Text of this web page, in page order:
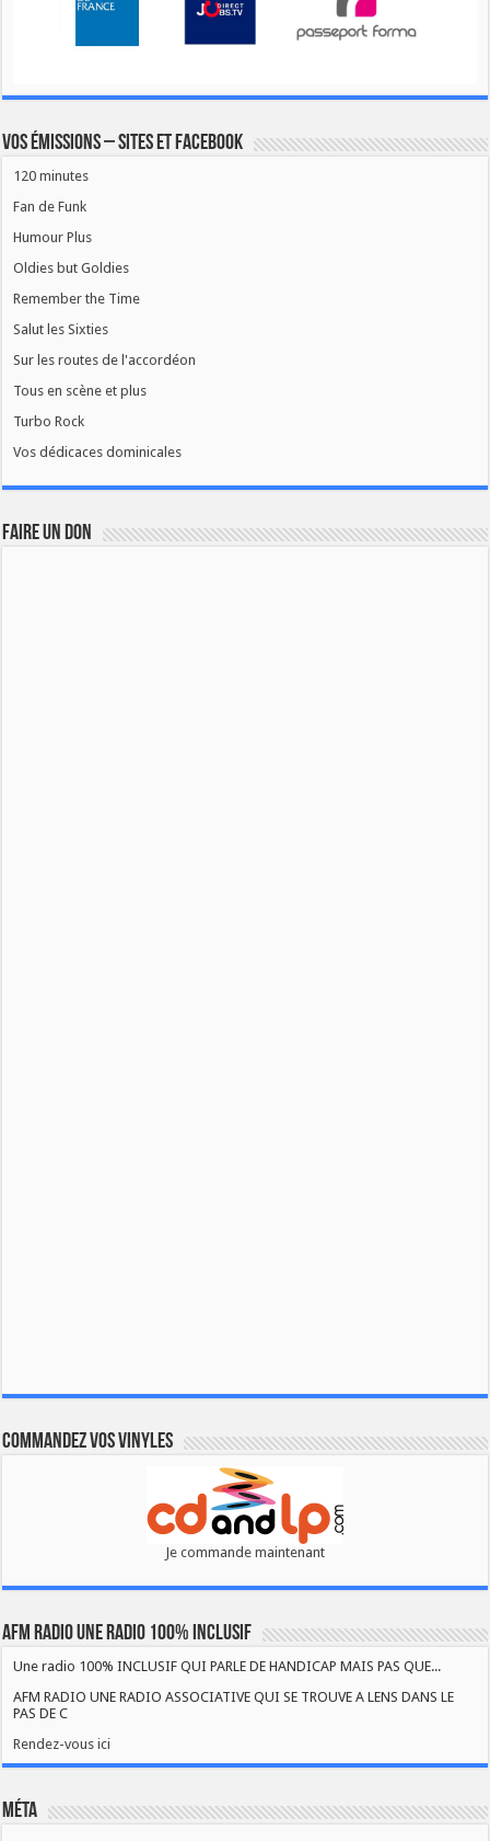
Vos émissions – Sites et Facebook
120 minutes
Fan de Funk
Humour Plus
Oldies but Goldies
Remember the Time
Salut les Sixties
Sur les routes de l'accordéon
Tous en scène et plus
Turbo Rock
Vos dédicaces dominicales
FAIRE UN DON
Commandez vos vinyles
Je commande maintenant
AFM RADIO UNE RADIO 100% INCLUSIF
Une radio 100% INCLUSIF QUI PARLE DE HANDICAP MAIS PAS QUE...
AFM RADIO UNE RADIO ASSOCIATIVE QUI SE TROUVE A LENS DANS LE
PAS DE C
Rendez-vous ici
Méta